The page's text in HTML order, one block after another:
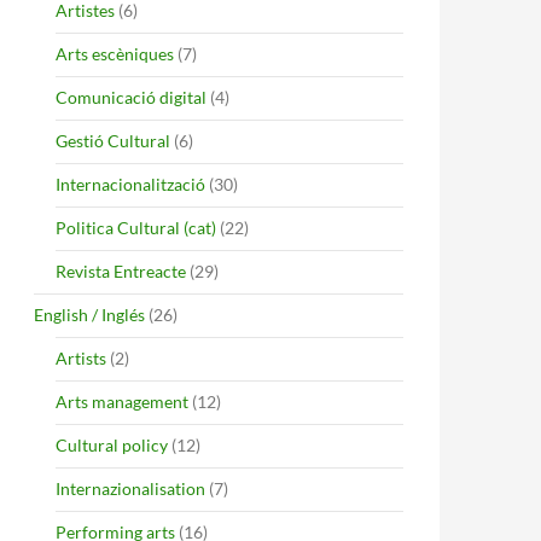
ESPAÑA?
Artistes (6)
Arts escèniques (7)
Comunicació digital (4)
Gestió Cultural (6)
Internacionalització (30)
Politica Cultural (cat) (22)
Revista Entreacte (29)
English / Inglés (26)
Artists (2)
Arts management (12)
Cultural policy (12)
Internazionalisation (7)
Performing arts (16)